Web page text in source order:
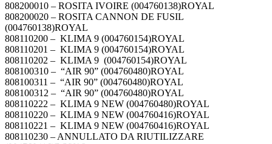
808200010 – ROSITA IVOIRE (004760138)ROYAL
808200020 – ROSITA CANNON DE FUSIL
(004760138)ROYAL
808110200 – KLIMA 9 (004760154)ROYAL
808110201 – KLIMA 9 (004760154)ROYAL
808110202 – KLIMA 9 (004760154)ROYAL
808100310 – “AIR 90” (004760480)ROYAL
808100311 – “AIR 90” (004760480)ROYAL
808100312 – “AIR 90” (004760480)ROYAL
808110222 – KLIMA 9 NEW (004760480)ROYAL
808110220 – KLIMA 9 NEW (004760416)ROYAL
808110221 – KLIMA 9 NEW (004760416)ROYAL
808110230 – ANNULLATO DA RIUTILIZZARE